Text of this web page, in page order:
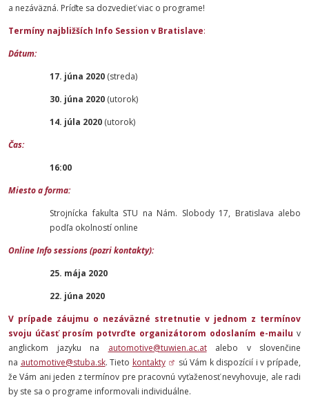
a nezáväzná. Príďte sa dozvedieť viac o programe!
Termíny najbližších Info Session v Bratislave:
Dátum:
17. júna 2020 (streda)
30. júna 2020 (utorok)
14. júla 2020 (utorok)
Čas:
16:00
Miesto a forma:
Strojnícka fakulta STU na Nám. Slobody 17, Bratislava alebo
podľa okolností online
Online Info sessions (pozri kontakty):
25. mája 2020
22. júna 2020
V prípade záujmu o nezáväzné stretnutie v jednom z termínov
svoju účasť prosím potvrďte organizátorom odoslaním e-mailu v
anglickom jazyku na automotive@tuwien.ac.atalebo v slovenčine
na automotive@stuba.sk. Tieto kontakty
sú Vám k dispozícií i v prípade,
že Vám ani jeden z termínov pre pracovnú vyťaženosť nevyhovuje, ale radi
by ste sa o programe informovali individuálne.